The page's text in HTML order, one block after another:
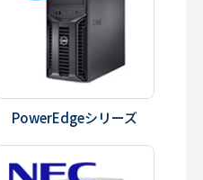
PowerEdgeシリーズ